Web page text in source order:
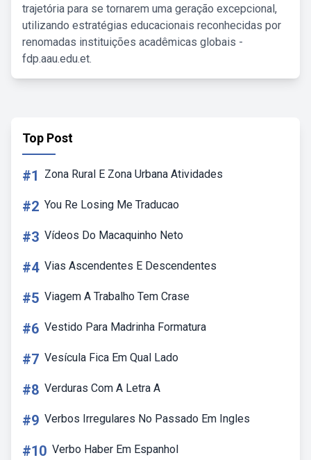
trajetória para se tornarem uma geração excepcional,
utilizando estratégias educacionais reconhecidas por
renomadas instituições acadêmicas globais -
fdp.aau.edu.et.
Top Post
#1 Zona Rural E Zona Urbana Atividades
#2 You Re Losing Me Traducao
#3 Vídeos Do Macaquinho Neto
#4 Vias Ascendentes E Descendentes
#5 Viagem A Trabalho Tem Crase
#6 Vestido Para Madrinha Formatura
#7 Vesícula Fica Em Qual Lado
#8 Verduras Com A Letra A
#9 Verbos Irregulares No Passado Em Ingles
#10 Verbo Haber Em Espanhol